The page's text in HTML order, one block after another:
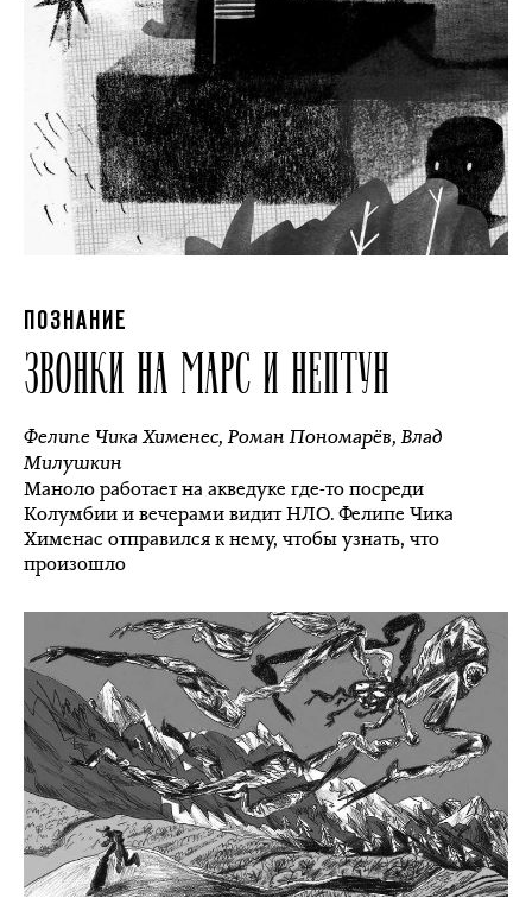
ПОЗНАНИЕ
ЗВОНКИ НА МАРС И НЕПТУН
Фелипе Чика Хименес,Роман Пономарёв,Влад
Милушкин
Маноло работает на акведуке где-то посреди
Колумбии и вечерами видит НЛО. Фелипе Чика
Хименас отправился к нему, чтобы узнать, что
произошло